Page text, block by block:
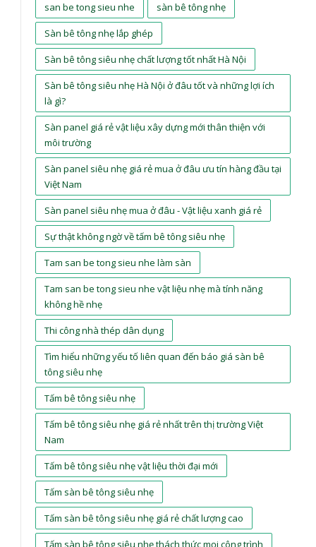
san be tong sieu nhe sàn bê tông nhẹ
Sàn bê tông nhẹ lắp ghép
Sàn bê tông siêu nhẹ chất lượng tốt nhất Hà Nội
Sàn bê tông siêu nhẹ Hà Nội ở đâu tốt và những lợi ích
là gì?
Sàn panel giá rẻ vật liệu xây dựng mới thân thiện với
môi trường
Sàn panel siêu nhẹ giá rẻ mua ở đâu ưu tín hàng đầu tại
Việt Nam
Sàn panel siêu nhẹ mua ở đâu - Vật liệu xanh giá rẻ
Sự thật không ngờ về tấm bê tông siêu nhẹ
Tam san be tong sieu nhe làm sàn
Tam san be tong sieu nhe vật liệu nhẹ mà tính năng
không hề nhẹ
Thi công nhà thép dân dụng
Tìm hiểu những yếu tố liên quan đến báo giá sàn bê
tông siêu nhẹ
Tấm bê tông siêu nhẹ
Tấm bê tông siêu nhẹ giá rẻ nhất trên thị trường Việt
Nam
Tấm bê tông siêu nhẹ vật liệu thời đại mới
Tấm sàn bê tông siêu nhẹ
Tấm sàn bê tông siêu nhẹ giá rẻ chất lượng cao
Tấm sàn bê tông siêu nhẹ thách thức mọi công trình